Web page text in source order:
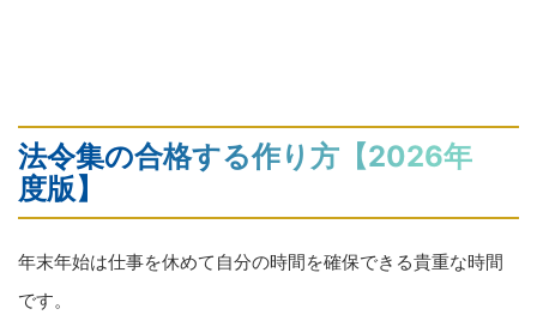
法令集の合格する作り方【2026年
度版】
年末年始は仕事を休めて自分の時間を確保できる貴重な時間
です。